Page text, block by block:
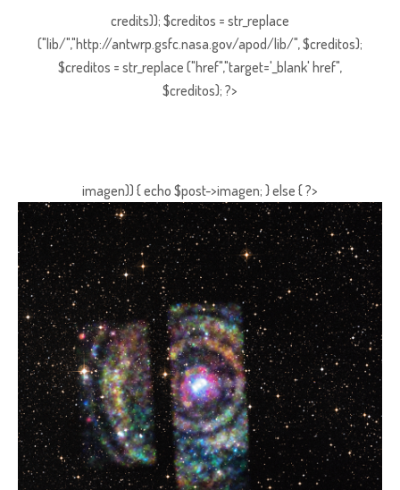
credits)); $creditos = str_replace
("lib/","http://antwrp.gsfc.nasa.gov/apod/lib/", $creditos);
$creditos = str_replace ("href","target='_blank' href",
$creditos); ?>
imagen)) { echo $post->imagen; } else { ?>